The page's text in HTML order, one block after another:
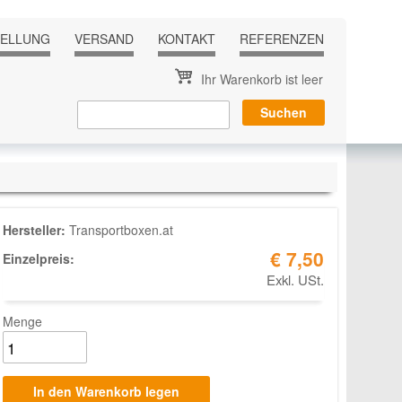
VERSAND KONTAKT REFERENZEN
Ihr Warenkorb ist leer
Hersteller: Transportboxen.at
Einzelpreis:
€ 7,50
Exkl. USt.
Menge